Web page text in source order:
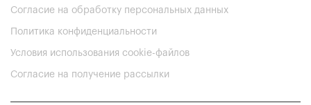
Согласие на обработку персональных данных
Политика конфиденциальности
Условия использования cookie-файлов
Согласие на получение рассылки